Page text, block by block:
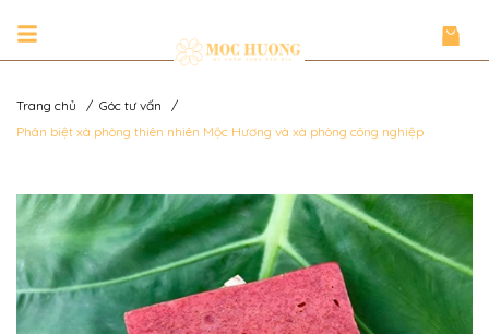
Trang chủ / Góc tư vấn
/
Phân biệt xà phòng thiên nhiên Mộc Hương và xà phòng công nghiệp